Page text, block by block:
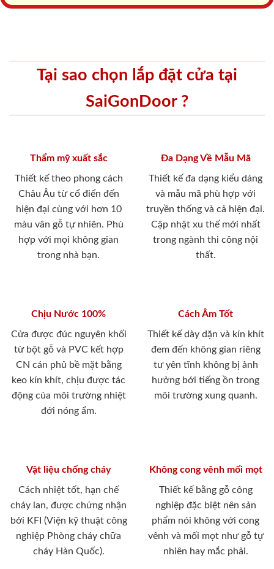
Tại sao chọn lắp đặt cửa tại
SaiGonDoor ?
Thẩm mỹ xuất sắc
Thiết kế theo phong cách
Châu Âu từ cổ điển đến
hiện đại cùng với hơn 10
màu vân gỗ tự nhiên. Phù
hợp với mọi không gian
trong nhà bạn.
Đa Dạng Về Mẫu Mã
Thiết kế đa dạng kiểu dáng
và mẫu mã phù hợp với
truyền thống và cả hiện đại.
Cập nhật xu thế mới nhất
trong ngành thi công nội
thất.
Chịu Nước 100%
Cửa được đúc nguyên khối
từ bột gỗ và PVC kết hợp
CN cán phủ bề mặt bằng
keo kín khít, chịu được tác
động của môi trường nhiệt
đới nóng ẩm.
Cách Âm Tốt
Thiết kế dày dặn và kín khít
đem đến không gian riêng
tư yên tĩnh không bị ảnh
hưởng bới tiếng ồn trong
môi trường xung quanh.
Vật liệu chống cháy
Cách nhiệt tốt, hạn chế
cháy lan, được chứng nhận
bởi KFI (Viện kỹ thuật công
nghiệp Phòng cháy chữa
cháy Hàn Quốc).
Không cong vênh mối mọt
Thiết kế bằng gỗ công
nghiệp đặc biệt nên sản
phẩm nói không với cong
vênh và mối mọt như gỗ tự
nhiên hay mắc phải.